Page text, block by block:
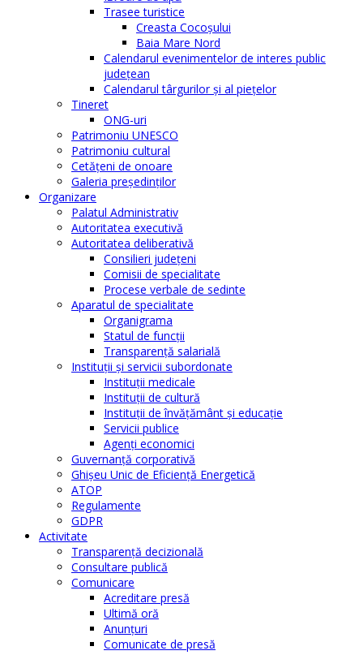
Trasee turistice
Creasta Cocoșului
Baia Mare Nord
Calendarul evenimentelor de interes public
judeţean
Calendarul târgurilor şi al pieţelor
Tineret
ONG-uri
Patrimoniu UNESCO
Patrimoniu cultural
Cetăţeni de onoare
Galeria președinților
Organizare
Palatul Administrativ
Autoritatea executivă
Autoritatea deliberativă
Consilieri judeţeni
Comisii de specialitate
Procese verbale de sedinte
Aparatul de specialitate
Organigrama
Statul de funcții
Transparență salarială
Instituţii şi servicii subordonate
Instituţii medicale
Instituţii de cultură
Instituţii de învăţământ şi educaţie
Servicii publice
Agenţi economici
Guvernanță corporativă
Ghişeu Unic de Eficienţă Energetică
ATOP
Regulamente
GDPR
Activitate
Transparenţă decizională
Consultare publică
Comunicare
Acreditare presă
Ultimă oră
Anunţuri
Comunicate de presă